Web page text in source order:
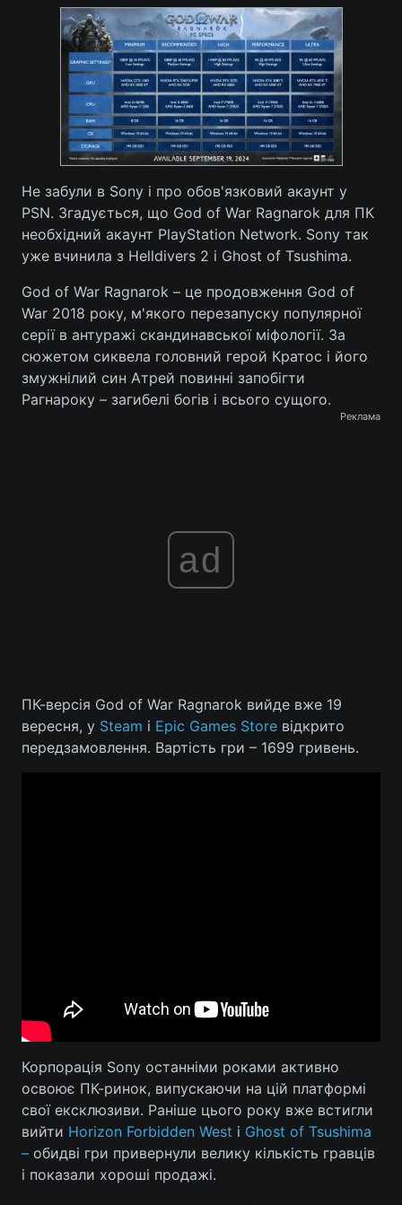
Не забули в Sony і про обов'язковий акаунт у
PSN. Згадується, що God of War Ragnarok для ПК
необхідний акаунт PlayStation Network. Sony так
уже вчинила з Helldivers 2 і Ghost of Tsushima.
God of War Ragnarok – це продовження God of
War 2018 року, м'якого перезапуску популярної
серії в антуражі скандинавської міфології. За
сюжетом сиквела головний герой Кратос і його
змужнілий син Атрей повинні запобігти
Рагнароку – загибелі богів і всього сущого.
Реклама
ad
ПК-версія God of War Ragnarok вийде вже 19
вересня, у Steam і Epic Games Store відкрито
передзамовлення. Вартість гри – 1699 гривень.
Корпорація Sony останніми роками активно
освоює ПК-ринок, випускаючи на цій платформі
свої ексклюзиви. Раніше цього року вже встигли
вийти Horizon Forbidden West і Ghost of Tsushima
– обидві гри привернули велику кількість гравців
і показали хороші продажі.